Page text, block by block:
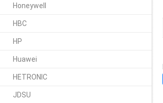
Honeywell
HBC
HP
Huawei
HETRONIC
JDSU